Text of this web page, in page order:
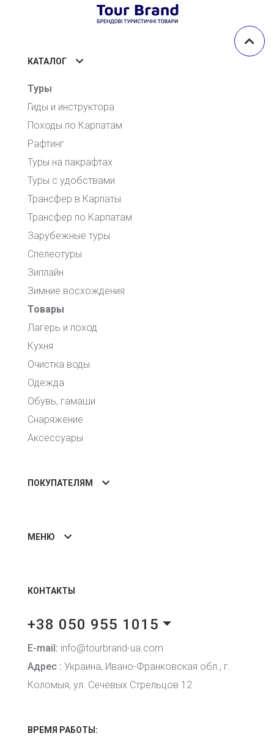
КАТАЛОГ
Туры
Гиды и инструктора
Походы по Карпатам
Рафтинг
Туры на пакрафтах
Туры с удобствами
Трансфер в Карпаты
Трансфер по Карпатам
Зарубежные туры
Спелеотуры
Зиплайн
Зимние восхождения
Товары
Лагерь и поход
Кухня
Очистка воды
Одежда
Обувь, гамаши
Снаряжение
Аксессуары
ПОКУПАТЕЛЯМ
МЕНЮ
КОНТАКТЫ
+38 050 955 1015
E-mail: info@tourbrand-ua.com
Адрес : Украина, Ивано-Франковская обл., г.
Коломыя, ул. Сечевых Стрельцов 12
ВРЕМЯ РАБОТЫ: